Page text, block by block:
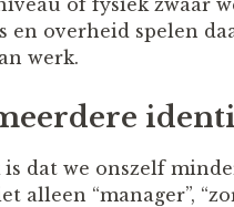
of fysiek zwaar
en overheid spelen
werk.
dat we onszelf
alleen “manager”,